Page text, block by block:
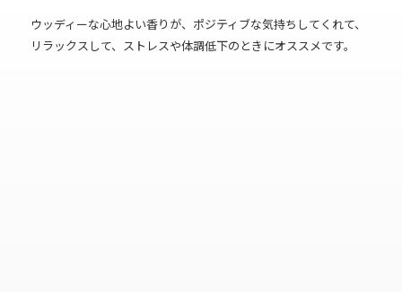
ウッディーな心地よい香りが、ポジティブな気持ちしてくれて、
リラックスして、ストレスや体調低下のときにオススメです。